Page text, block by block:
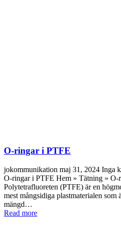
O-ringar i PTFE
jokommunikation maj 31, 2024 Inga
O-ringar i PTFE Hem » Tätning » O-
Polytetrafluoreten (PTFE) är en
mest mångsidiga plastmaterialen som
mängd…
Read more